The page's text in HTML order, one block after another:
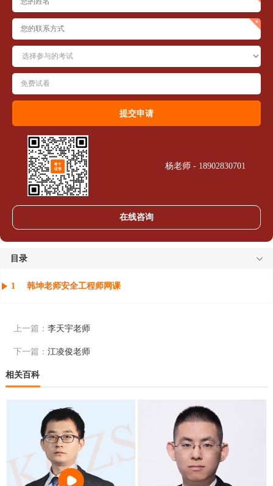
杨老师 - 18902830701
在线咨询
目录
1 韩坤老师安全工程师网课
上一篇：李天宇老师
下一篇：江凌俊老师
相关百科